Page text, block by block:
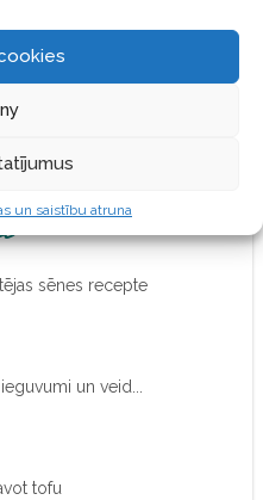
un saistību atruna
sēnes recepte
un veid...
tofu